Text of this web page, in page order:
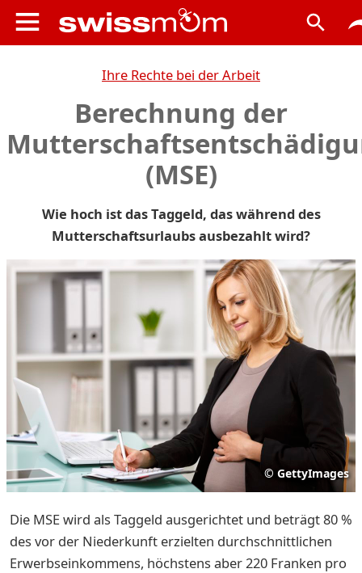
Ihre Rechte bei der Arbeit
Berechnung der
(MSE)
Wie hoch ist das Taggeld, das während des
Mutterschaftsurlaubs ausbezahlt wird?
© GettyImages
Die MSE wird als Taggeld ausgerichtet und beträgt 80 %
des vor der Niederkunft erzielten durchschnittlichen
Erwerbseinkommens, höchstens aber 220 Franken pro